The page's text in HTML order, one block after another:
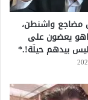
واشنطن،
يعضون على
بيدهم حيلَة!.*